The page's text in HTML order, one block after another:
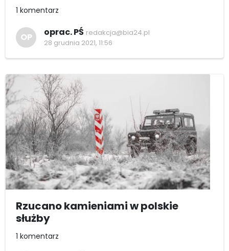
1 komentarz
OP oprac. PŚ redakcja@bia24.pl
28 grudnia 2021, 11:56
Rzucano kamieniami w polskie
służby
1 komentarz